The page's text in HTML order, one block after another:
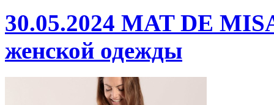
30.05.2024 MAT DE
женской одежды